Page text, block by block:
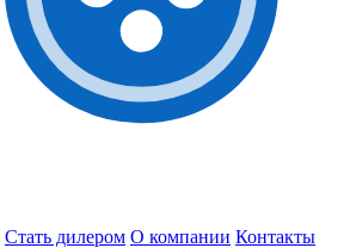
Стать дилером О компании Контакты